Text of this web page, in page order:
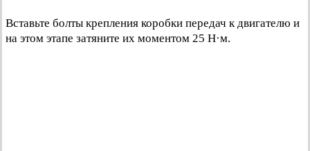
Вставьте болты крепления коробки передач к двигателю и
на этом этапе затяните их моментом 25 Н·м.